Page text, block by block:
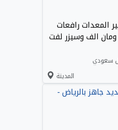
المعدات رافعات
الف وسيزر لفت
سعودي
المدينة